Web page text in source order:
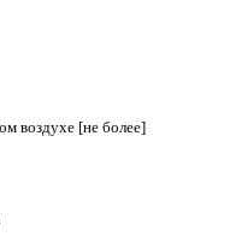
воздухе [не более]